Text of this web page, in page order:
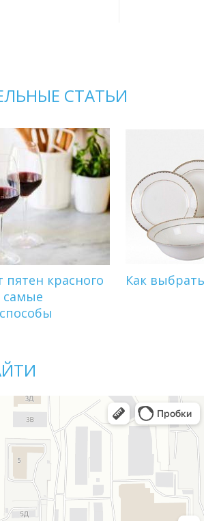
СТАТЬИ
пятен красного
самые
Как